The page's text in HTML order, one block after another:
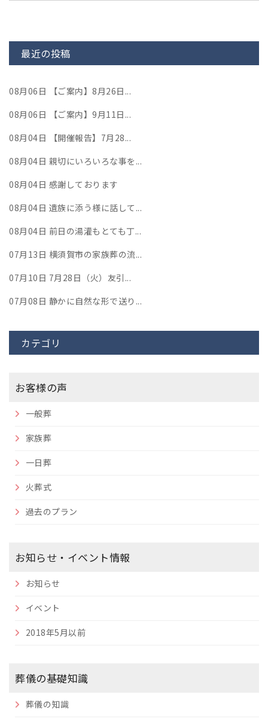
最近の投稿
08月06日 【ご案内】8月26日...
08月06日 【ご案内】9月11日...
08月04日 【開催報告】7月28...
08月04日 親切にいろいろな事を...
08月04日 感謝しております
08月04日 遺族に添う様に話して...
08月04日 前日の湯灌もとても丁...
07月13日 横須賀市の家族葬の流...
07月10日 7月28日（火）友引...
07月08日 静かに自然な形で送り...
カテゴリ
お客様の声
一般葬
家族葬
一日葬
火葬式
過去のプラン
お知らせ・イベント情報
お知らせ
イベント
2018年5月以前
葬儀の基礎知識
葬儀の知識